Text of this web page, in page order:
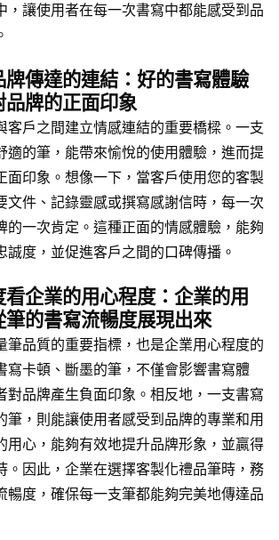
，讓使用者在每一次書寫中都能感受到品
牌傳達的連結：好的書寫體驗
品牌的正面印象
客戶之間建立情感連結的重要橋樑。一支
適的筆，能帶來愉悅的使用體驗，進而提
面印象。想像一下，當客戶使用您的客製
文件、記錄靈感或撰寫感謝信時，每一次
的一次肯定。這種正面的情感體驗，能夠
誠度，並促進客戶之間的口碑傳播。
企業的用心程度：企業的用
筆的書寫流暢度展現出來
筆品質的重要指標，也是企業用心程度的
寫卡頓、斷墨的筆，不僅會影響書寫體
對品牌產生負面印象。相反地，一支書寫
筆，則能讓使用者感受到品牌的專業和用
用心，能夠有效地提升品牌形象，並贏得
。因此，企業在選擇客製化禮品筆時，務
暢度，確保每一支筆都能夠完美地傳達品